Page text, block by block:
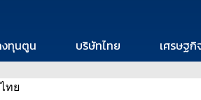
ทุนตูน บริษัทไทย เศรษฐกิ